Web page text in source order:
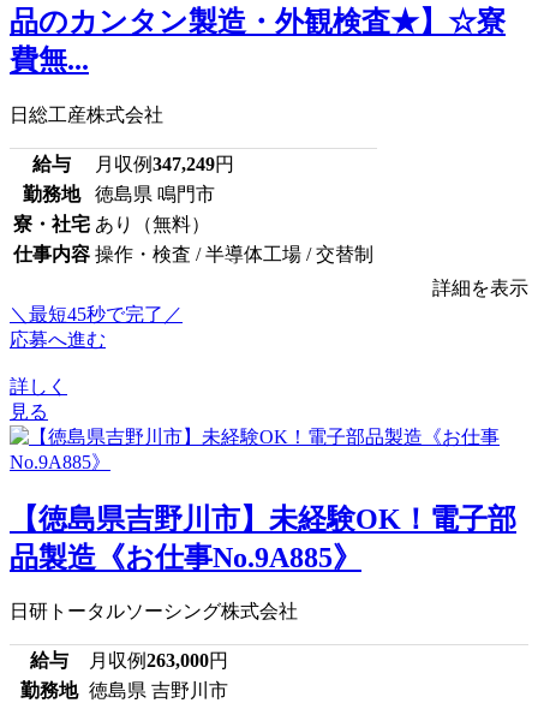
品のカンタン製造・外観検査★】☆寮
費無...
日総工産株式会社
給与 月収例347,249円
勤務地
徳島県 鳴門市
寮・社宅 あり（無料）
仕事内容 操作・検査 / 半導体工場 / 交替制
詳細を表示
＼最短45秒で完了／
応募へ進む
詳しく
見る
【徳島県吉野川市】未経験OK！電子部
品製造《お仕事No.9A885》
日研トータルソーシング株式会社
給与 月収例263,000円
勤務地 徳島県 吉野川市